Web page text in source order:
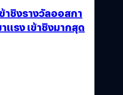
าชิงรางวัลออสกา
แรง เข้าชิงมากสุด